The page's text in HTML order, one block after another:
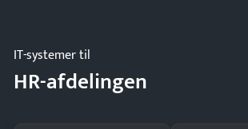
IT-systemer til
HR-afdelingen